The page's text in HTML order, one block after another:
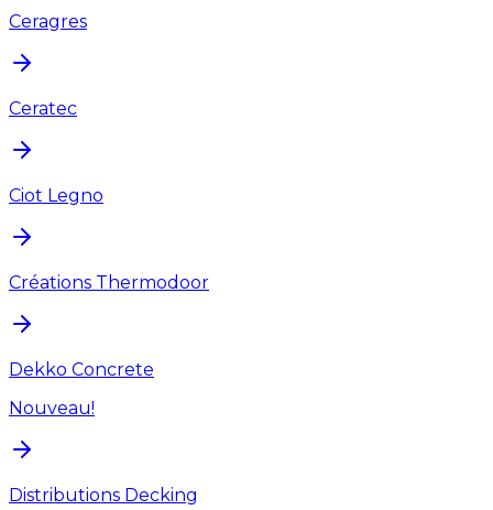
Ceragres
Ceratec
Ciot Legno
Créations Thermodoor
Dekko Concrete
Nouveau!
Distributions Decking